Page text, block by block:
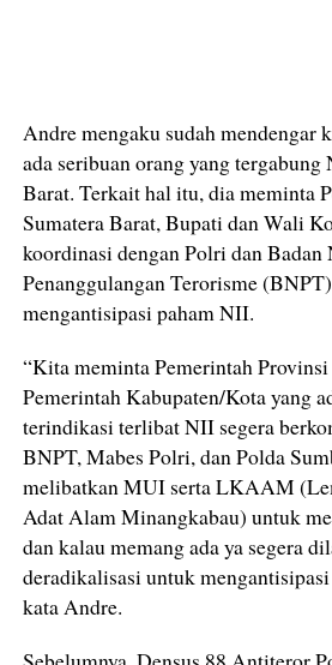
Andre mengaku sudah mendengar
ada seribuan orang yang
Barat. Terkait hal itu, dia meminta
Sumatera Barat, Bupati dan Wali
koordinasi dengan Polri dan Badan
Penanggulangan Terorisme
mengantisipasi paham NII.
“Kita meminta Pemerintah
Pemerintah Kabupaten/Kota yang
terindikasi terlibat NII segera
BNPT, Mabes Polri, dan Polda
melibatkan MUI serta LKAAM
Adat Alam Minangkabau) untuk
dan kalau memang ada ya segera
deradikalisasi untuk
kata Andre.